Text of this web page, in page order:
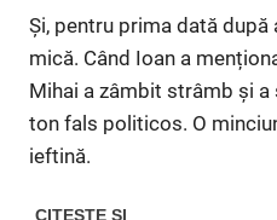
Și, pentru prima dată
mică. Când Ioan a
Mihai a zâmbit strâmb și a
ton fals politicos. O
ieftină.